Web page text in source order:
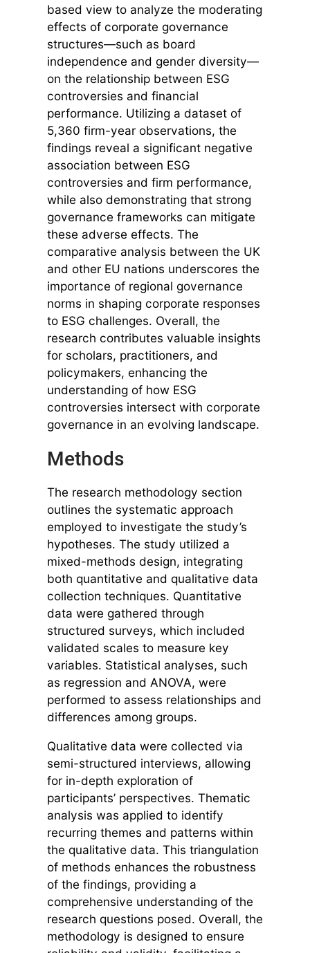
based view to analyze the moderating
effects of corporate governance
structures—such as board
independence and gender diversity—
on the relationship between ESG
controversies and financial
performance. Utilizing a dataset of
5,360 firm-year observations, the
findings reveal a significant negative
association between ESG
controversies and firm performance,
while also demonstrating that strong
governance frameworks can mitigate
these adverse effects. The
comparative analysis between the UK
and other EU nations underscores the
importance of regional governance
norms in shaping corporate responses
to ESG challenges. Overall, the
research contributes valuable insights
for scholars, practitioners, and
policymakers, enhancing the
understanding of how ESG
controversies intersect with corporate
governance in an evolving landscape.
Methods
The research methodology section
outlines the systematic approach
employed to investigate the study’s
hypotheses. The study utilized a
mixed-methods design, integrating
both quantitative and qualitative data
collection techniques. Quantitative
data were gathered through
structured surveys, which included
validated scales to measure key
variables. Statistical analyses, such
as regression and ANOVA, were
performed to assess relationships and
differences among groups.
Qualitative data were collected via
semi-structured interviews, allowing
for in-depth exploration of
participants’ perspectives. Thematic
analysis was applied to identify
recurring themes and patterns within
the qualitative data. This triangulation
of methods enhances the robustness
of the findings, providing a
comprehensive understanding of the
research questions posed. Overall, the
methodology is designed to ensure